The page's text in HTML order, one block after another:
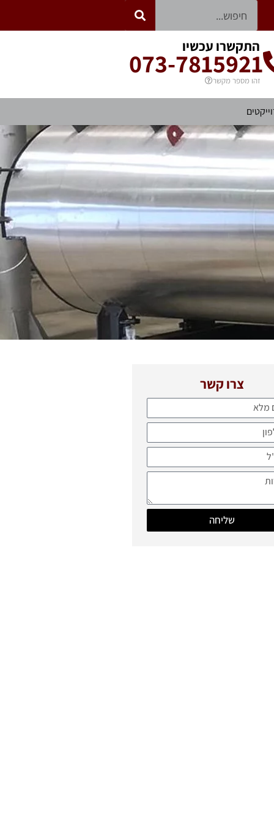
התקשרו עכשיו
073-7815921
זהו מספר מקשר
צרו קשר
שליחה